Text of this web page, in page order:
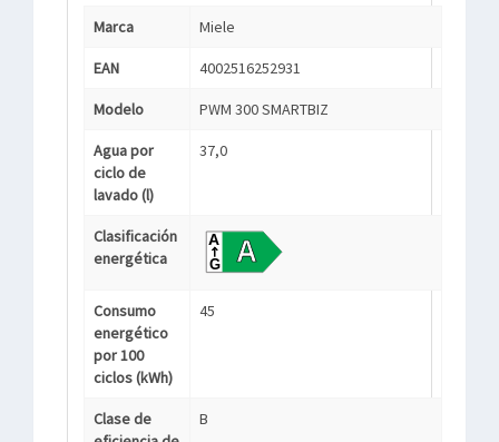
Marca Miele
EAN 4002516252931
Modelo PWM 300 SMARTBIZ
Agua por
ciclo de
lavado (l)
37,0
Clasificación
energética
Consumo
energético
por 100
ciclos (kWh)
45
Clase de
B